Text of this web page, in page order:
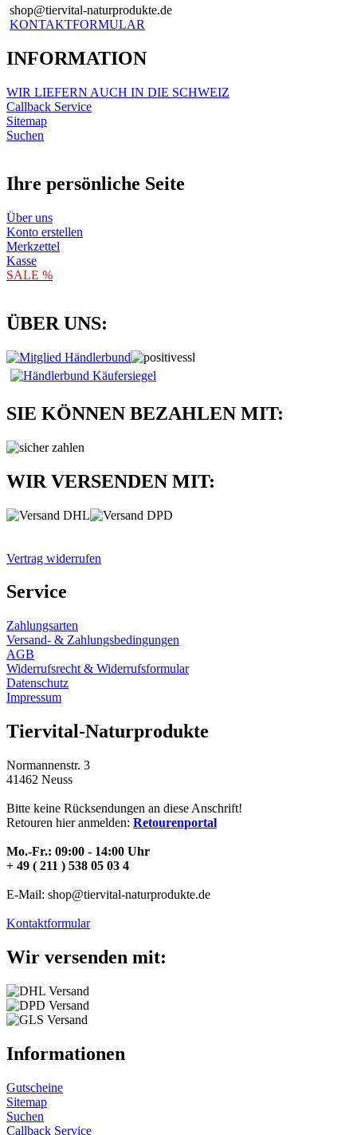
shop@tiervital-naturprodukte.de
KONTAKTFORMULAR
INFORMATION
WIR LIEFERN AUCH IN DIE SCHWEIZ
Callback Service
Sitemap
Suchen
Ihre persönliche Seite
Über uns
Konto erstellen
Merkzettel
Kasse
SALE %
ÜBER UNS:
SIE KÖNNEN BEZAHLEN MIT:
WIR VERSENDEN MIT:
Vertrag widerrufen
Service
Zahlungsarten
Versand- & Zahlungsbedingungen
AGB
Widerrufsrecht & Widerrufsformular
Datenschutz
Impressum
Tiervital-Naturprodukte
Normannenstr. 3
41462 Neuss
Bitte keine Rücksendungen an diese Anschrift!
Retouren hier anmelden: Retourenportal
Mo.-Fr.: 09:00 - 14:00 Uhr
+ 49 ( 211 ) 538 05 03 4
E-Mail: shop@tiervital-naturprodukte.de
Kontaktformular
Wir versenden mit:
Informationen
Gutscheine
Sitemap
Suchen
Callback Service